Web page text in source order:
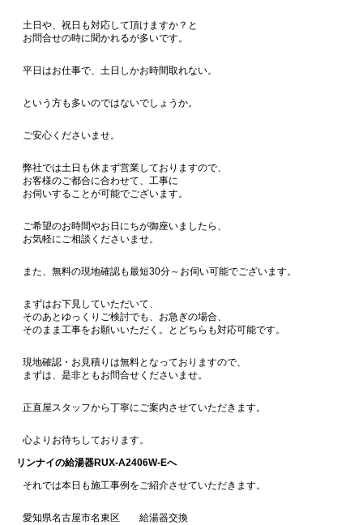
土日や、祝日も対応して頂けますか？と
お問合せの時に聞かれるが多いです。
平日はお仕事で、土日しかお時間取れない。
という方も多いのではないでしょうか。
ご安心くださいませ。
弊社では土日も休まず営業しておりますので、
お客様のご都合に合わせて、工事に
お伺いすることが可能でございます。
ご希望のお時間やお日にちが御座いましたら、
お気軽にご相談くださいませ。
また、無料の現地確認も最短30分～お伺い可能でございます。
まずはお下見していただいて、
そのあとゆっくりご検討でも、お急ぎの場合、
そのまま工事をお願いいただく。とどちらも対応可能です。
現地確認・お見積りは無料となっておりますので、
まずは、是非ともお問合せくださいませ。
正直屋スタッフから丁寧にご案内させていただきます。
心よりお待ちしております。
リンナイの給湯器RUX-A2406W-Eへ
それでは本日も施工事例をご紹介させていただきます。
愛知県名古屋市名東区 給湯器交換